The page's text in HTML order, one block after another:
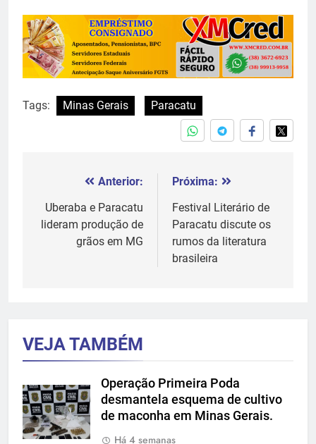
Tags: Minas Gerais Paracatu
Navegação
de
Anterior:
Uberaba e Paracatu
lideram produção de
grãos em MG
Próxima:
Festival Literário de
Paracatu discute os
rumos da literatura
brasileira
VEJA TAMBÉM
Operação Primeira Poda
desmantela esquema de cultivo
de maconha em Minas Gerais.
Há 4 semanas